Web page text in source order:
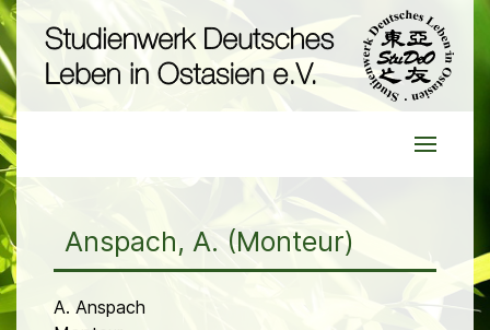
Anspach, A. (Monteur)
A. Anspach